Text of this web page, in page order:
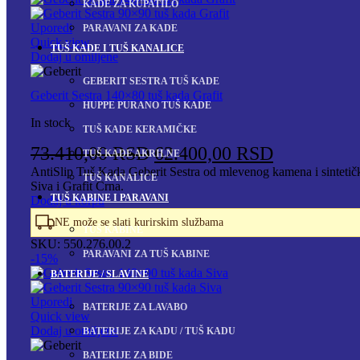
KADE ZA KUPATILO
PARAVANI ZA KADE
TUŠ KADE I TUŠ KANALICE
GEBERIT SESTRA TUŠ KADE
HUPPE PURANO TUŠ KADE
TUŠ KADE KERAMIČKE
TUŠ KADE AKRILNE
TUŠ KANALICE
TUŠ KABINE I PARAVANI
TUŠ KABINE
PARAVANI ZA TUŠ KABINE
BATERIJE / SLAVINE
BATERIJE ZA LAVABO
BATERIJE ZA KADU / TUŠ KADU
BATERIJE ZA BIDE
Uporedi
Quick view
Dodaj u omiljene
Geberit Sestra 140×80 tuš kada Grafit
In stock
73.410,00RSDOriginalna
cena
je
bila:
73.410,00 RSD.
62.400,00 RSDTrenutna
cena
AntiSlip Tuš Kada Geberit Sestra od mlevenog kamena i
Siva i Grafit Crna.
Dodaj u korpu
NE može se slati kurirskim službama
SKU: 550.276.00.2
-15%
Uporedi
Quick view
Dodaj u omiljene